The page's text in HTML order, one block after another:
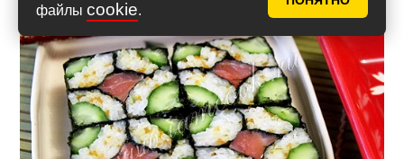
файлы cookie.
Фото 13